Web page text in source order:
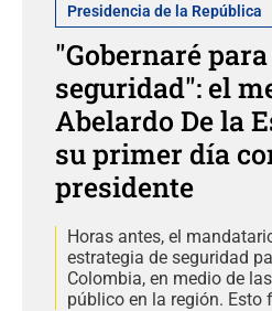
Presidencia de la República
"Gobernaré
seguridad": el
Abelardo De la
su primer día
presidente
Horas antes, el
estrategia de seguridad
Colombia, en medio de
público en la región. Esto